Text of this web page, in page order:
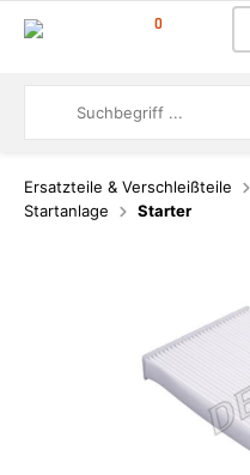
0
Ersatzteile & Verschleißteile
Startanlage
Starter